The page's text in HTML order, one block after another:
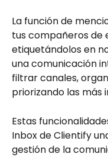
La función de
tus compañeros de
etiquetándolos en
una comunicación
filtrar canales,
priorizando las más
Estas
Inbox de Clientify
gestión de la